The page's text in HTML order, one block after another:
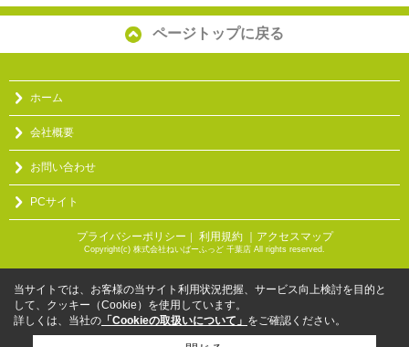
ページトップに戻る
ホーム
会社概要
お問い合わせ
PCサイト
プライバシーポリシー ｜ 利用規約 ｜アクセスマップ
Copyright(c) 株式会社ねいばーふっど 千葉店 All rights reserved.
当サイトでは、お客様の当サイト利用状況把握、サービス向上検討を目的と
して、クッキー（Cookie）を使用しています。
詳しくは、当社の 「Cookieの取扱いについて」 をご確認ください。